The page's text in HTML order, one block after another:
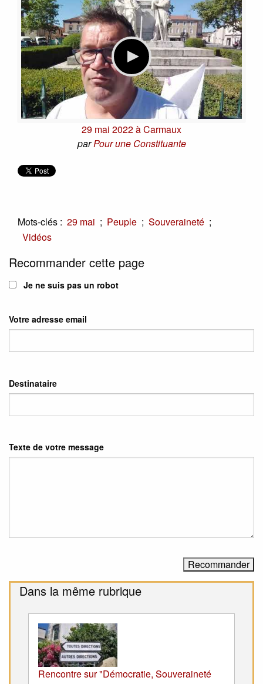
29 mai 2022 à Carmaux
parPour une Constituante
Mots-clés : 29 mai ; Peuple ; Souveraineté ;
Vidéos
Recommander cette page
Je ne suis pas un robot
Votre adresse email
Destinataire
Texte de votre message
Dans la même rubrique
Rencontre sur "Démocratie, Souveraineté